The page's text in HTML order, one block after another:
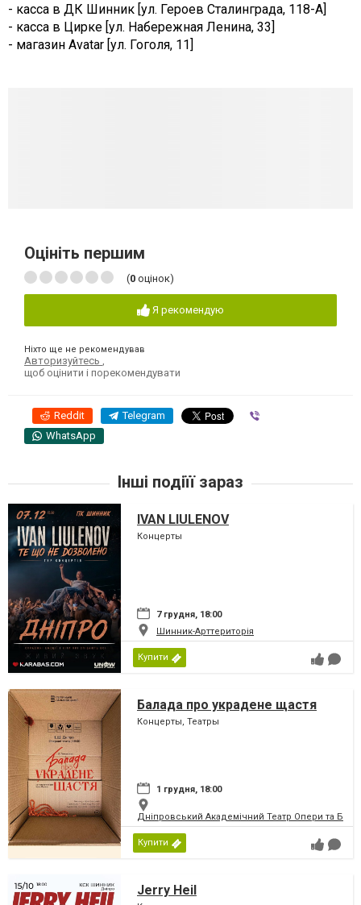
- касса в ДК Шинник [ул. Героев Сталинграда, 118-А]
- касса в Цирке [ул. Набережная Ленина, 33]
- магазин Avatar [ул. Гоголя, 11]
Оцініть першим
(0 оцінок)
Я рекомендую
Ніхто ще не рекомендував
Авторизуйтесь ,
щоб оцінити і порекомендувати
Reddit Telegram
WhatsApp
Інші подіїї зараз
IVAN LIULENOV
Концерты
7 грудня, 18:00
Шинник-Арттериторія
Купити
Балада про украдене щастя
Концерты, Театры
1 грудня, 18:00
Дніпровський Академічний Театр Опери та
Купити
Jerry Heil